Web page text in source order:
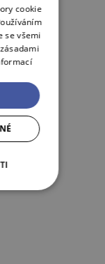
POLSKI
cookie
se všemi